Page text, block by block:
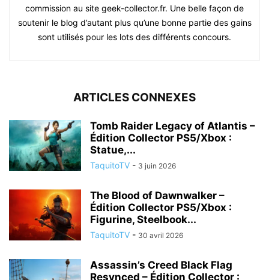
commission au site geek-collector.fr. Une belle façon de
soutenir le blog d’autant plus qu’une bonne partie des gains
sont utilisés pour les lots des différents concours.
ARTICLES CONNEXES
Tomb Raider Legacy of Atlantis –
Édition Collector PS5/Xbox :
Statue,...
TaquitoTV - 3 juin 2026
The Blood of Dawnwalker –
Édition Collector PS5/Xbox :
Figurine, Steelbook...
TaquitoTV - 30 avril 2026
Assassin’s Creed Black Flag
Resynced – Édition Collector :